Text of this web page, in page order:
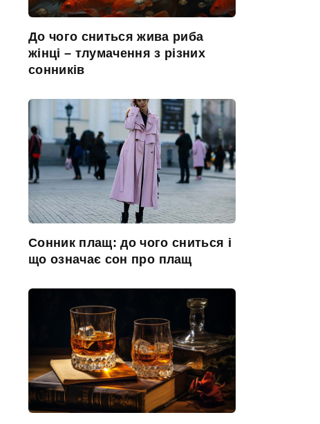
До чого сниться жива риба
жінці – тлумачення з різних
сонників
Сонник плащ: до чого сниться і
що означає сон про плащ